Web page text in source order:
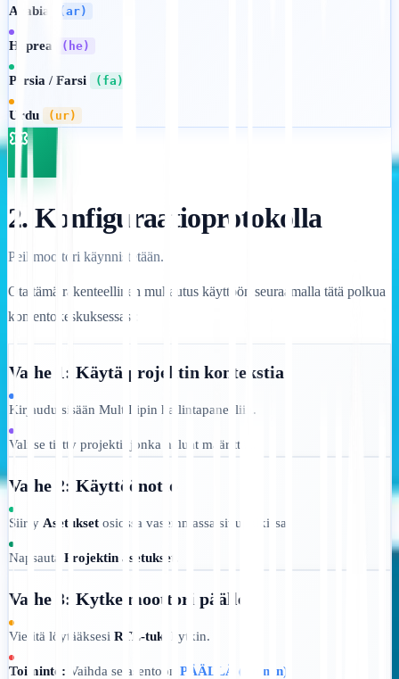
Arabia (ar)
Heprea (he)
Persia / Farsi (fa)
Urdu (ur)
2. Konfiguraatioprotokolla
Peilimoottori käynnistetään.
Ota tämä rakenteellinen mukautus käyttöön seuraamalla tätä polkua
komentokeskuksessasi:
Vaihe 1: Käytä projektin kontekstia
Kirjaudu sisään MultiLipin hallintapaneeliin.
Valitse tietty projekti, jonka haluat määrittää.
Vaihe 2: Käyttöönotto
Siirry Asetukset osiossa vasemmassa sivupalkissa.
Napsauta Projektin asetukset
Vaihe 3: Kytke moottori päälle
Vieritä löytääksesi RTL-tuki kytkin.
Toiminto: Vaihda se asentoon PÄÄLLÄ (sininen)